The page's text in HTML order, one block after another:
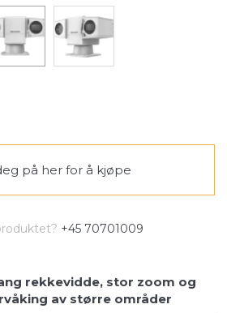
på her for å kjøpe
+45 70701009
rekkevidde, stor zoom og
av større områder